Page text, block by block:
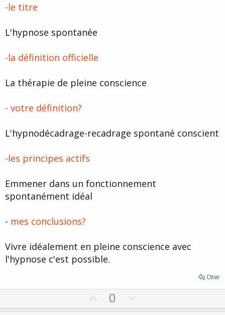
-le titre
L'hypnose spontanée
-la définition officielle
La thérapie de pleine conscience
- votre définition?
L'hypnodécadrage-recadrage spontané conscient
-les principes actifs
Emmener dans un fonctionnement
spontanément idéal
- mes conclusions?
Vivre idéalement en pleine conscience avec
l'hypnose c'est possible.
Citer
p
0
o